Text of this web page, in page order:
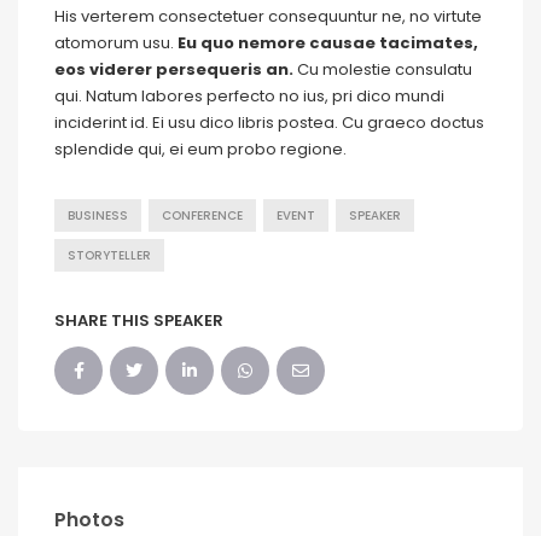
His verterem consectetuer consequuntur ne, no virtute
atomorum usu. Eu quo nemore causae tacimates,
eos viderer persequeris an.Cu molestie consulatu
qui. Natum labores perfecto no ius, pri dico mundi
inciderint id. Ei usu dico libris postea. Cu graeco doctus
splendide qui, ei eum probo regione.
BUSINESS CONFERENCE EVENT SPEAKER
STORYTELLER
SHARE THIS SPEAKER
Photos